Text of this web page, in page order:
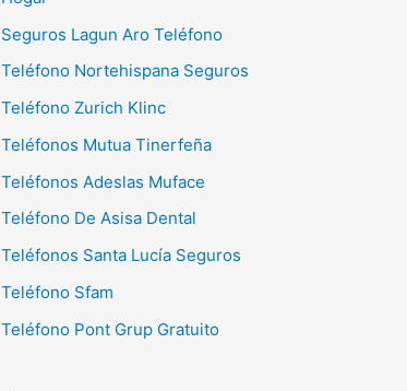
Seguros Lagun Aro Teléfono
Teléfono Nortehispana Seguros
Teléfono Zurich Klinc
Teléfonos Mutua Tinerfeña
Teléfonos Adeslas Muface
Teléfono De Asisa Dental
Teléfonos Santa Lucía Seguros
Teléfono Sfam
Teléfono Pont Grup Gratuito